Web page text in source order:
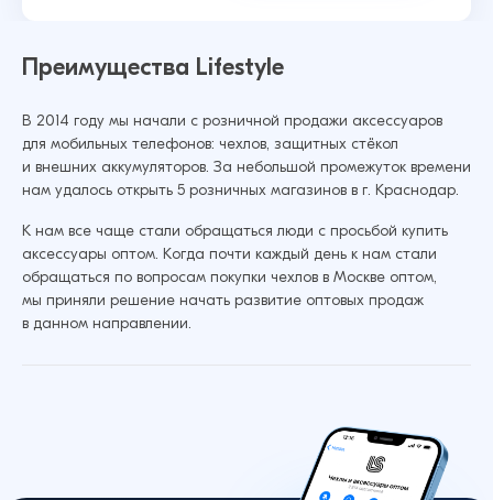
Преимущества Lifestyle
В 2014 году мы начали с розничной продажи аксессуаров
для мобильных телефонов: чехлов, защитных стёкол
и внешних аккумуляторов. За небольшой промежуток времени
нам удалось открыть 5 розничных магазинов в г. Краснодар.
К нам все чаще стали обращаться люди с просьбой купить
аксессуары оптом. Когда почти каждый день к нам стали
обращаться по вопросам покупки чехлов в Москве оптом,
мы приняли решение начать развитие оптовых продаж
в данном направлении.